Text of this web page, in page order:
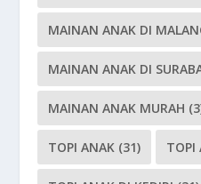
MAINAN ANAK DI
MAINAN ANAK DI
MAINAN ANAK MURAH
TOPI ANAK (31) TOPI